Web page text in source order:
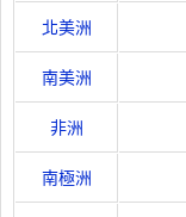
北美洲
南美洲
非洲
南極洲